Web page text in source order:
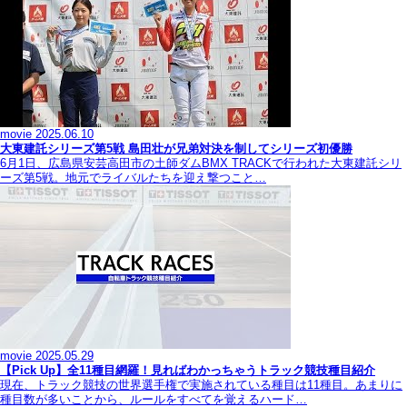
movie 2025.06.10
大東建託シリーズ第5戦 島田壮が兄弟対決を制してシリーズ初優勝
6月1日、広島県安芸高田市の土師ダムBMX TRACKで行われた大東建託シリ
ーズ第5戦。地元でライバルたちを迎え撃つこと…
movie 2025.05.29
【Pick Up】全11種目網羅！見ればわかっちゃうトラック競技種目紹介
現在、トラック競技の世界選手権で実施されている種目は11種目。あまりに
種目数が多いことから、ルールをすべてを覚えるハード…